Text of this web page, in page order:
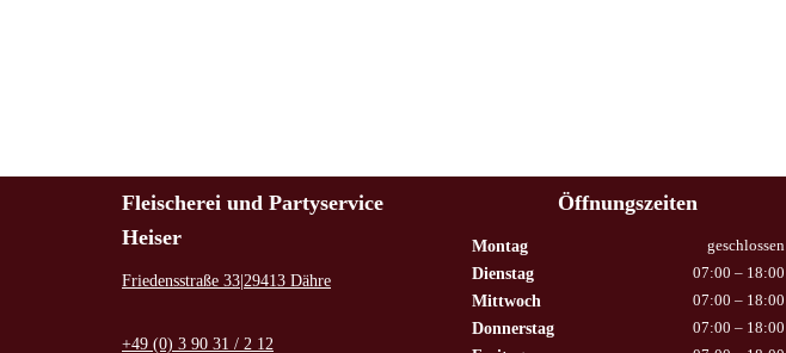
Fleischerei und Partyservice
Heiser
Friedensstraße 33|29413 Dähre
+49 (0) 3 90 31 / 2 12
Öffnungszeiten
Montag geschlossen
Dienstag 07:00 – 18:00
Mittwoch 07:00 – 18:00
Donnerstag 07:00 – 18:00